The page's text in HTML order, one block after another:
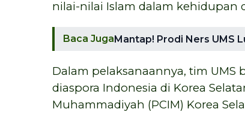
nilai-nilai Islam dalam kehidupan
Baca JugaMantap! Prodi Ners UMS
Dalam pelaksanaannya, tim UMS
diaspora Indonesia di Korea
Muhammadiyah (PCIM) Korea